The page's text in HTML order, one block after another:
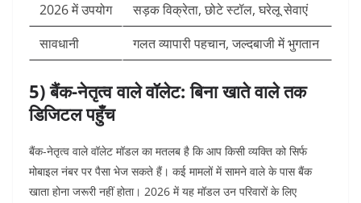
2026 में उपयोग
सड़क विक्रेता, छोटे स्टॉल, घरेलू सेवाएं
सावधानी
गलत व्यापारी पहचान, जल्दबाजी में भुगतान
5) बैंक-नेतृत्व वाले वॉलेट: बिना खाते वाले तक
डिजिटल पहुँच
बैंक-नेतृत्व वाले वॉलेट मॉडल का मतलब है कि आप किसी व्यक्ति को सिर्फ
मोबाइल नंबर पर पैसा भेज सकते हैं। कई मामलों में सामने वाले के पास बैंक
खाता होना जरूरी नहीं होता। 2026 में यह मॉडल उन परिवारों के लिए